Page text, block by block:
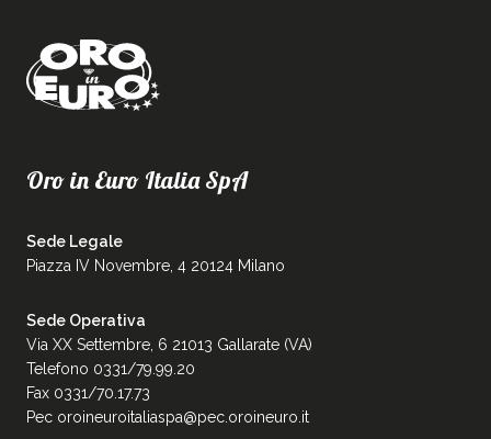
Oro in Euro Italia SpA
Sede Legale
Piazza IV Novembre, 4 20124 Milano
Sede Operativa
Via XX Settembre, 6 21013 Gallarate (VA)
Telefono 0331/79.99.20
Fax 0331/70.17.73
Pec oroineuroitaliaspa@pec.oroineuro.it